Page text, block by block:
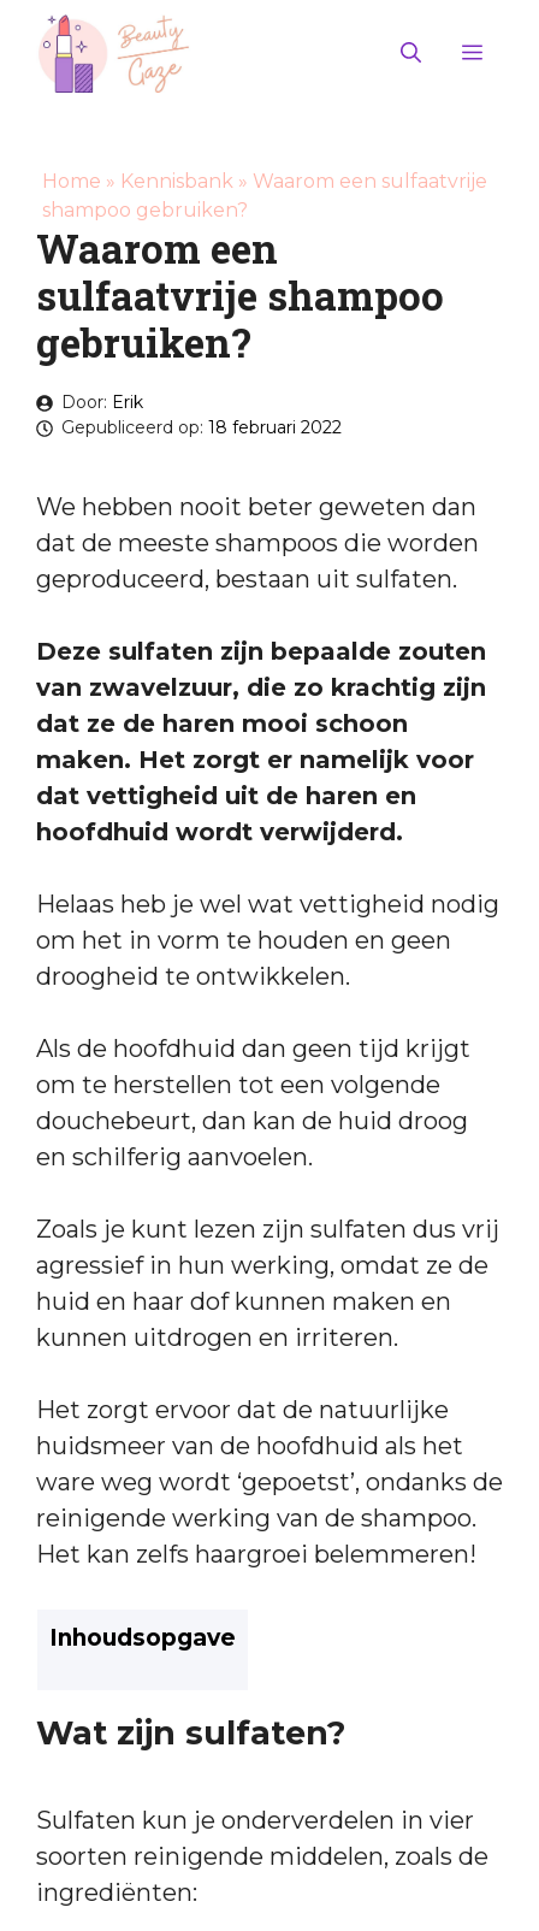
naar
Home » Kennisbank » Waarom een sulfaatvrije
shampoo gebruiken?
Waarom een
sulfaatvrije shampoo
gebruiken?
Door: Erik
Gepubliceerd op: 18 februari 2022
We hebben nooit beter geweten dan
dat de meeste shampoos die worden
geproduceerd, bestaan uit sulfaten.
Deze sulfaten zijn bepaalde zouten
van zwavelzuur, die zo krachtig zijn
dat ze de haren mooi schoon
maken. Het zorgt er namelijk voor
dat vettigheid uit de haren en
hoofdhuid wordt verwijderd.
Helaas heb je wel wat vettigheid nodig
om het in vorm te houden en geen
droogheid te ontwikkelen.
Als de hoofdhuid dan geen tijd krijgt
om te herstellen tot een volgende
douchebeurt, dan kan de huid droog
en schilferig aanvoelen.
Zoals je kunt lezen zijn sulfaten dus vrij
agressief in hun werking, omdat ze de
huid en haar dof kunnen maken en
kunnen uitdrogen en irriteren.
Het zorgt ervoor dat de natuurlijke
huidsmeer van de hoofdhuid als het
ware weg wordt ‘gepoetst’, ondanks de
reinigende werking van de shampoo.
Het kan zelfs haargroei belemmeren!
Inhoudsopgave
Wat zijn sulfaten?
Sulfaten kun je onderverdelen in vier
soorten reinigende middelen, zoals de
ingrediënten: